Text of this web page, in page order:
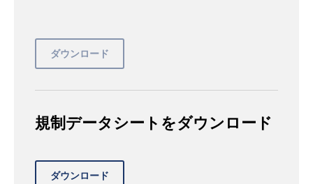
規制データシートをダウンロード